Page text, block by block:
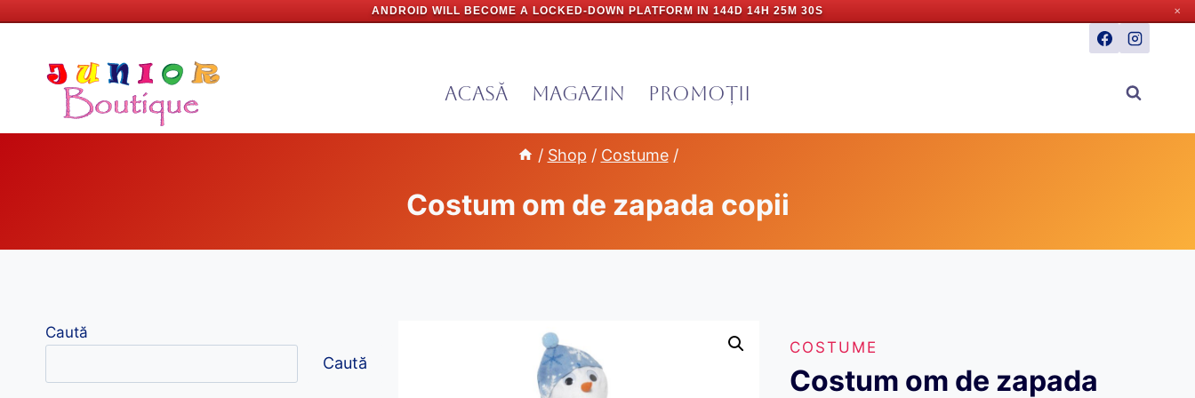
ANDROID WILL BECOME A LOCKED-DOWN PLATFORM IN 144D 14H 25M 29S ✕
content
Acasă Magazin PROMOȚII
/ Shop / Costume /
Costum om de zapada copii
COSTUME
Costum om de zapada
Caută
Caută